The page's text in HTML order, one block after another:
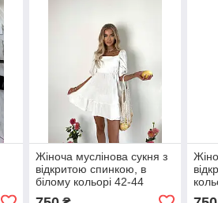
Жіноча муслінова сукня з
відкритою спинкою, в
білому кольорі 42-44